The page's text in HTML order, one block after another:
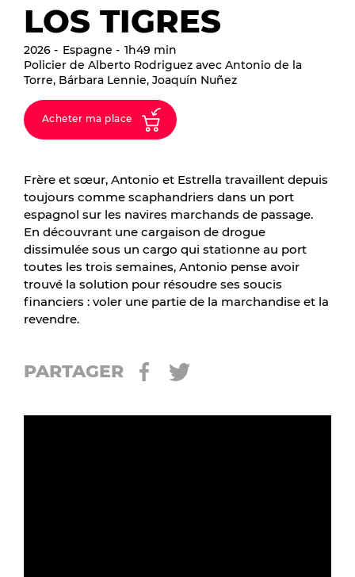
LOS TIGRES
2026 Espagne
1h49 min
Policier de Alberto Rodriguez avec Antonio de la
Torre, Bárbara Lennie, Joaquín Nuñez
Acheter ma place
Frère et sœur, Antonio et Estrella travaillent depuis
toujours comme scaphandriers dans un port
espagnol sur les navires marchands de passage.
En découvrant une cargaison de drogue
dissimulée sous un cargo qui stationne au port
toutes les trois semaines, Antonio pense avoir
trouvé la solution pour résoudre ses soucis
financiers : voler une partie de la marchandise et la
revendre.
PARTAGER